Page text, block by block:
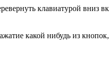
клавиатурой вниз
какой нибудь из